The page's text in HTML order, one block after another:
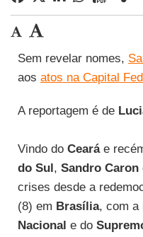
Sem revelar nomes,
aos atos na Capital
A reportagem é de
Vindo do Cearáe
do Sul, Sandro Caron
crises desde a
(8) em Brasília, com a
Nacional e do